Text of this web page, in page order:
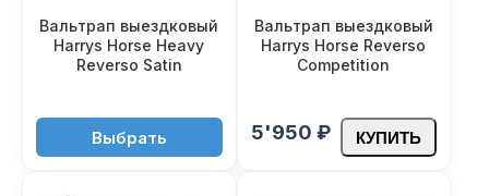
Вальтрап выездковый
Harrys Horse Heavy
Reverso Satin
4'750 ₽Выбрать
Вальтрап выездковый
Harrys Horse Reverso
Competition
5'950 ₽